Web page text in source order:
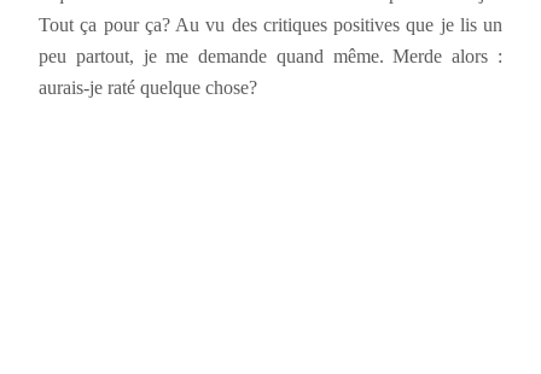
Tout ça pour ça? Au vu des critiques positives que je lis un
peu partout, je me demande quand même. Merde alors :
aurais-je raté quelque chose?